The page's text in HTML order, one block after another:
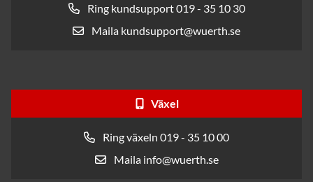
Ring kundsupport 019 - 35 10 30
Maila kundsupport@wuerth.se
Växel
Ring växeln 019 - 35 10 00
Maila info@wuerth.se